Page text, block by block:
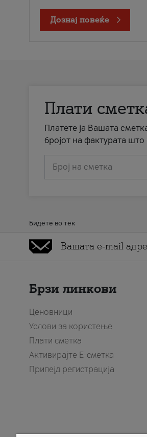
Дознај повеќе
Плати
Платете ја Вашата
бројот на фактурата што
Број на сметка
Бидете во тек
Брзи линкови
Ценовници
Услови за користење
Плати сметка
Активирајте Е-сметка
Припејд регистрација